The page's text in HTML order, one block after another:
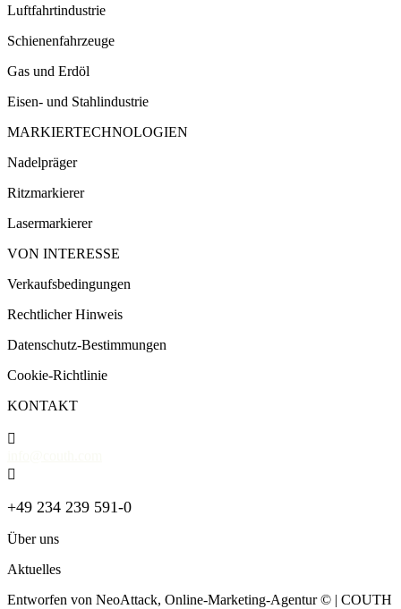
Luftfahrtindustrie
Schienenfahrzeuge
Gas und Erdöl
Eisen- und Stahlindustrie
MARKIERTECHNOLOGIEN
Nadelpräger
Ritzmarkierer
Lasermarkierer
VON INTERESSE
Verkaufsbedingungen
Rechtlicher Hinweis
Datenschutz-Bestimmungen
Cookie-Richtlinie
KONTAKT


+49 234 239 591-0
Über uns
Aktuelles
Entworfen von NeoAttack, Online-Marketing-Agentur© | COUTH